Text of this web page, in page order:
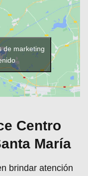
de marketing
Centro
María
brindar atención